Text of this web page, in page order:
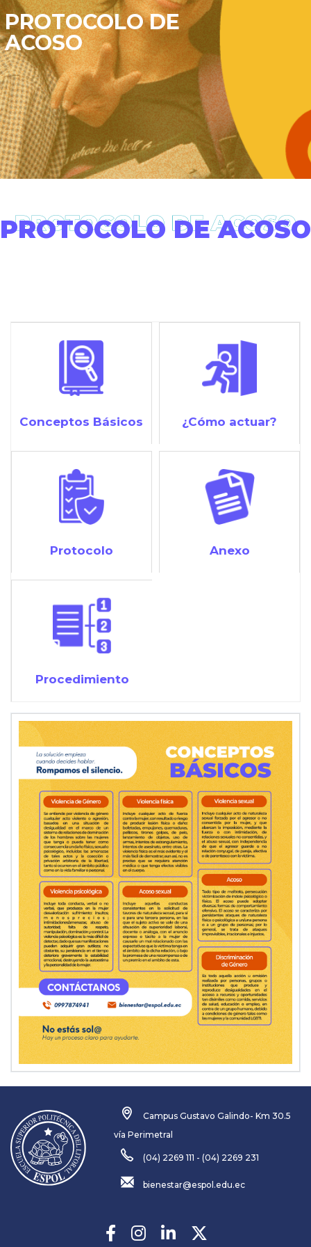
PROTOCOLO DE
ACOSO
PROTOCOLO DE ACOSO
Conceptos Básicos ¿Cómo actuar?
Protocolo Anexo
Procedimiento
Campus Gustavo Galindo- Km 30.5
vía Perimetral
(04) 2269 111 - (04) 2269 231
bienestar@espol.edu.ec